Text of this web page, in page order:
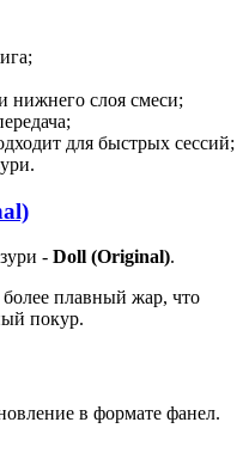
нижнего слоя смеси;
для быстрых сессий;
- Doll (Original).
более плавный жар, что
покур.
в формате фанел.